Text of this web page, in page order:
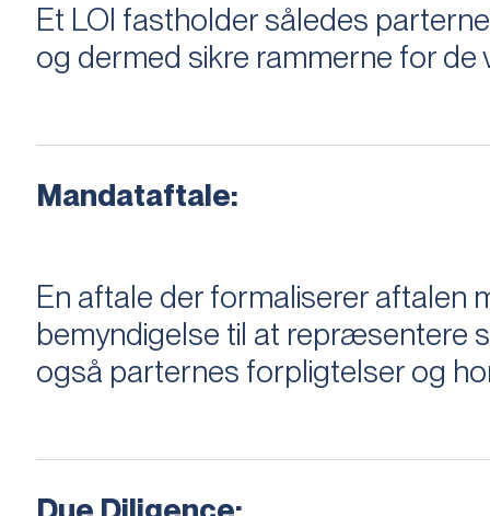
Et LOI fastholder således
og dermed sikre rammerne for de
Mandataftale:
En aftale der formaliserer
bemyndigelse til at repræsentere
også parternes forpligtelser og